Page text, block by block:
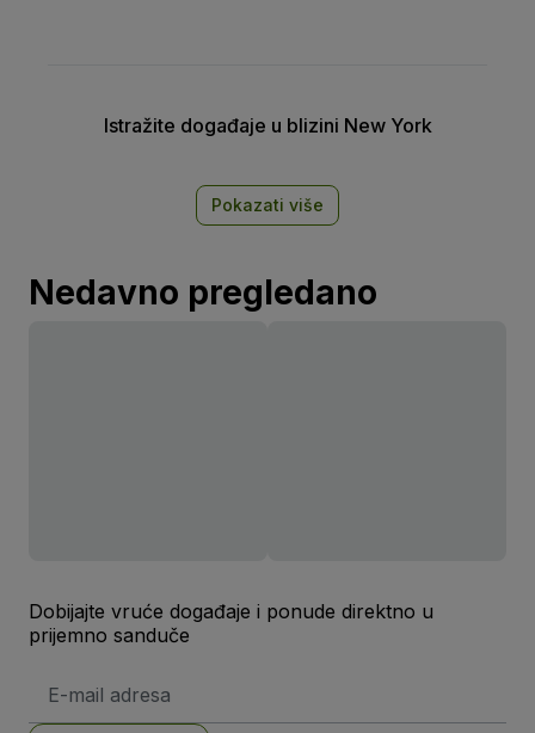
Istražite događaje u blizini New York
Pokazati više
Nedavno pregledano
Dobijajte vruće događaje i ponude direktno u
prijemno sanduče
mail